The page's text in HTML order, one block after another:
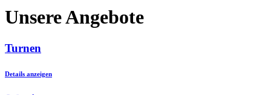
Unsere Angebote
Turnen
Details anzeigen